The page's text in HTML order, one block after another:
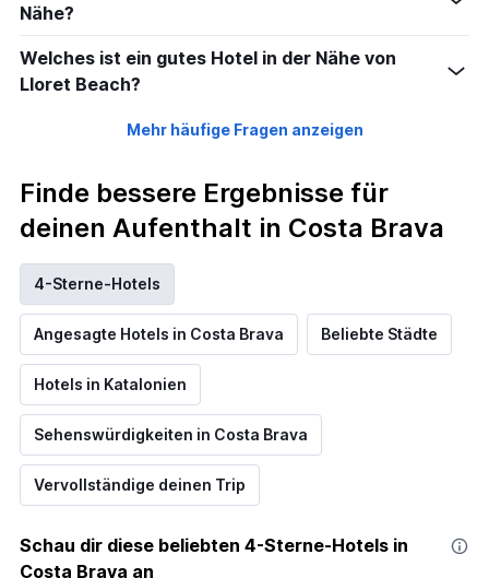
Nähe?
Welches ist ein gutes Hotel in der Nähe von
Lloret Beach?
Mehr häufige Fragen anzeigen
Finde bessere Ergebnisse für
deinen Aufenthalt in Costa Brava
4-Sterne-Hotels
Angesagte Hotels in Costa Brava Beliebte Städte
Hotels in Katalonien
Sehenswürdigkeiten in Costa Brava
Vervollständige deinen Trip
Schau dir diese beliebten 4-Sterne-Hotels in
Costa Brava an